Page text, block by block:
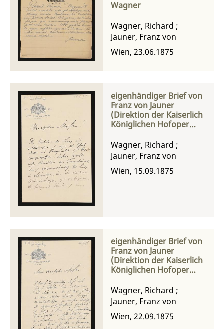
Wagner
Wagner, Richard ;
Jauner, Franz von
Wien, 23.06.1875
eigenhändiger Brief von
Franz von Jauner
(Direktion der Kaiserlich
Königlichen Hofoper
Wagner
Wagner, Richard ;
Jauner, Franz von
Wien, 15.09.1875
eigenhändiger Brief von
Franz von Jauner
(Direktion der Kaiserlich
Königlichen Hofoper
Wagner
Wagner, Richard ;
Jauner, Franz von
Wien, 22.09.1875